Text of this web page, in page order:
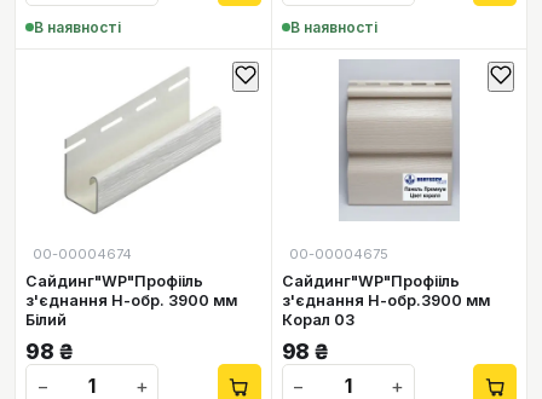
В наявності В наявності
00-00004674
Сайдинг"WP"Профііль
з'єднання Н-обр. 3900 мм
Білий
98 ₴
−
+
00-00004675
Сайдинг"WP"Профііль
з'єднання Н-обр.3900 мм
Корал 03
98 ₴
−
+